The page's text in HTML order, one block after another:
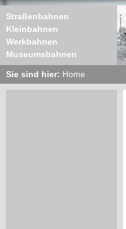
Straßenbahnen
Kleinbahnen
Werkbahnen
Museumsbahnen
Sie sind hier: Home